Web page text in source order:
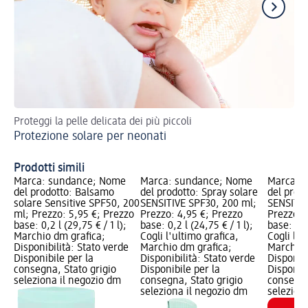
Proteggi la pelle delicata dei più piccoli
Protezione solare per neonati
Prodotti simili
Marca: sundance; Nome
del prodotto: Balsamo
solare Sensitive SPF50, 200
ml; Prezzo: 5,95 €; Prezzo
base: 0,2 l (29,75 € / 1 l);
Marchio dm grafica;
Disponibilità: Stato verde
Disponibile per la
consegna, Stato grigio
seleziona il negozio dm
Marca: sundance; Nome
del prodotto: Spray solare
SENSITIVE SPF30, 200 ml;
Prezzo: 4,95 €; Prezzo
base: 0,2 l (24,75 € / 1 l);
Cogli l'ultimo grafica,
Marchio dm grafica;
Disponibilità: Stato verde
Disponibile per la
consegna, Stato grigio
seleziona il negozio dm
Marca:
del
Prezzo:
base:
Cogli
Marchio